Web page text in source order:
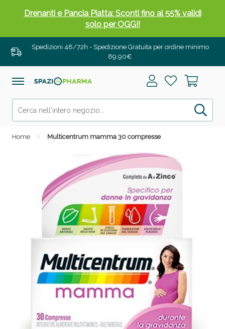
Spedizioni 48/72h - Spedizione Gratuita per ordine minimo
89,90€
Home Multicentrum mamma 30 compresse
Drenanti e Pancia Piatta: Sconti fino al 55% validi
solo per OGGI!
Salini e Multivitaminici: oggi Sconto extra fino al
50%!